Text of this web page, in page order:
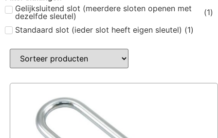
Gelijksluitend slot (meerdere sloten openen met
dezelfde sleutel)
(1)
Standaard slot (ieder slot heeft eigen sleutel) (1)